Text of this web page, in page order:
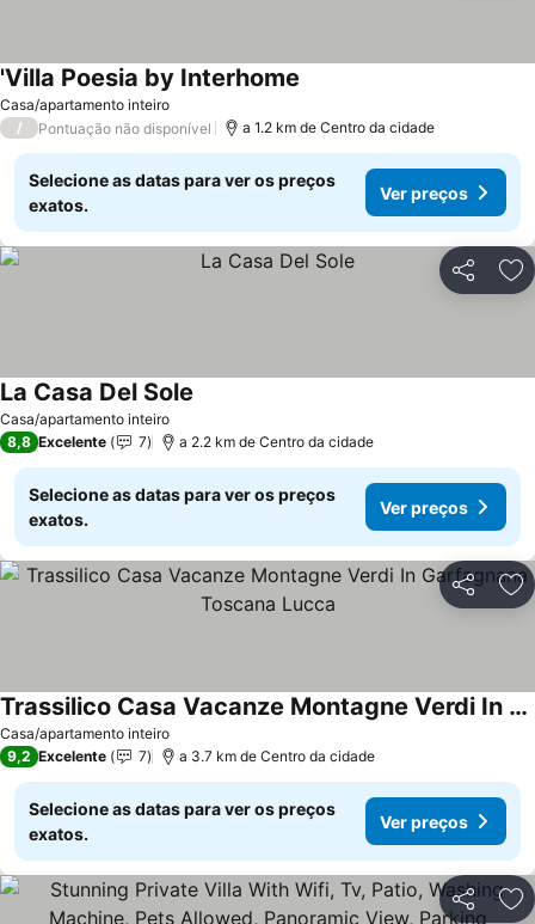
Casa/apartamento inteiro
'Villa Poesia by Interhome
/ Pontuação não disponível a 1.2 km de Centro da cidade
Selecione as datas para ver os preços
exatos.
Ver preços
Partilhar
Casa/apartamento inteiro
La Casa Del Sole
8,8 Excelente 7 a 2.2 km de Centro da cidade
Selecione as datas para ver os preços
exatos.
Ver preços
Partilhar
Casa/apartamento inteiro
Trassilico Casa Vacanze Montagne Verdi In Garfagnana Toscana Lucca
9,2 Excelente 7 a 3.7 km de Centro da cidade
Selecione as datas para ver os preços
exatos.
Ver preços
Partilhar